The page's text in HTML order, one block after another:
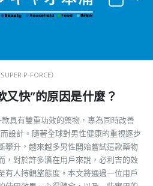
P-FORCE）
又快”的原因是什麼？
具有雙重功效的藥物，專為同時改善
設計。隨著全球對男性健康的重視逐步
攀升，越來越多男性開始嘗試這款藥物
，對於許多潛在用戶來說，必利吉的效
有人持觀望態度。本文將通過一位用戶